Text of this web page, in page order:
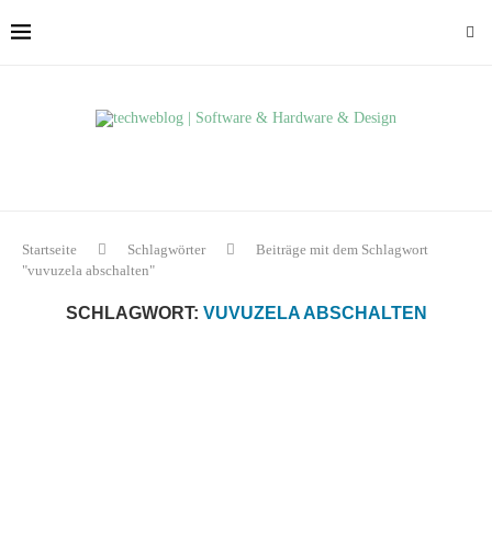
Startseite Schlagwörter
Beiträge mit dem Schlagwort
"vuvuzela abschalten"
SCHLAGWORT: VUVUZELA ABSCHALTEN